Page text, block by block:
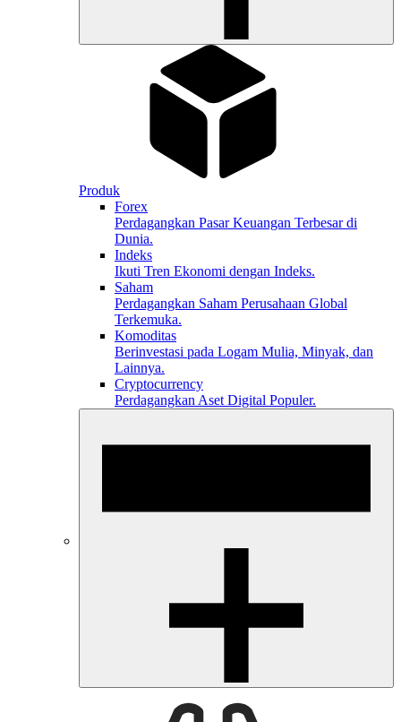
Produk
Forex
Perdagangkan Pasar Keuangan Terbesar di
Dunia.
Indeks
Ikuti Tren Ekonomi dengan Indeks.
Saham
Perdagangkan Saham Perusahaan Global
Terkemuka.
Komoditas
Berinvestasi pada Logam Mulia, Minyak, dan
Lainnya.
Cryptocurrency
Perdagangkan Aset Digital Populer.